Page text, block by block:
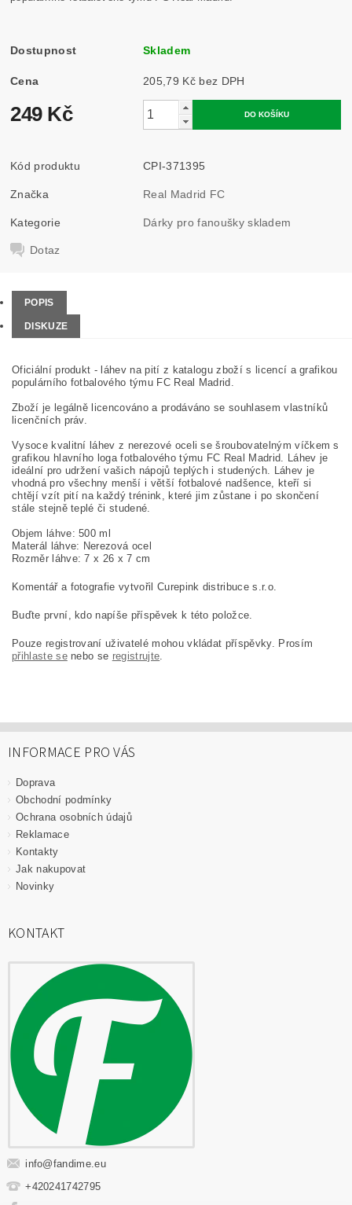
Dostupnost Skladem
Cena 205,79 Kč bez DPH
249 Kč
Kód produktu CPI-371395
Značka Real Madrid FC
Kategorie Dárky pro fanoušky skladem
Dotaz
POPIS
DISKUZE
Oficiální produkt - láhev na pití z katalogu zboží s licencí a grafikou
populárního fotbalového týmu FC Real Madrid.
Zboží je legálně licencováno a prodáváno se souhlasem vlastníků
licenčních práv.
Vysoce kvalitní láhev z nerezové oceli se šroubovatelným víčkem s
grafikou hlavního loga fotbalového týmu FC Real Madrid. Láhev je
ideální pro udržení vašich nápojů teplých i studených. Láhev je
vhodná pro všechny menší i větší fotbalové nadšence, kteří si
chtějí vzít pití na každý trénink, které jim zůstane i po skončení
stále stejně teplé či studené.
Objem láhve: 500 ml
Materál láhve: Nerezová ocel
Rozměr láhve: 7 x 26 x 7 cm
Komentář a fotografie vytvořil Curepink distribuce s.r.o.
Buďte první, kdo napíše příspěvek k této položce.
Pouze registrovaní uživatelé mohou vkládat příspěvky. Prosím
přihlaste senebo se registrujte.
INFORMACE PRO VÁS
Doprava
Obchodní podmínky
Ochrana osobních údajů
Reklamace
Kontakty
Jak nakupovat
Novinky
KONTAKT
info@fandime.eu
+420241742795